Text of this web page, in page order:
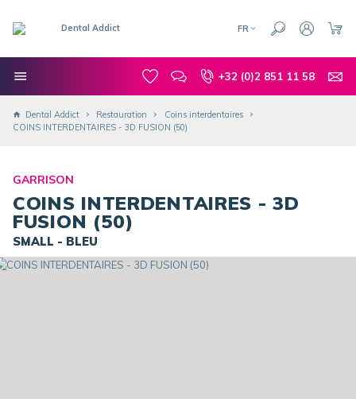
FR
+32 (0)2 851 11 58
Dental Addict Restauration
Coins interdentaires
COINS INTERDENTAIRES - 3D FUSION (50)
GARRISON
COINS INTERDENTAIRES - 3D
FUSION (50)
SMALL - BLEU